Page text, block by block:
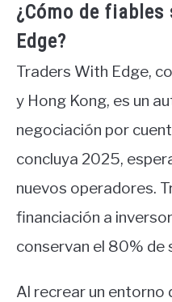
¿Cómo de fiables
Edge?
Traders With Edge,
y Hong Kong, es un
negociación por
concluya 2025,
nuevos operadores.
financiación a
conservan el 80% de
Al recrear un entorno